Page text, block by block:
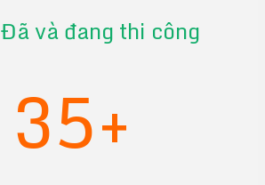
Đã và đang thi công
35+